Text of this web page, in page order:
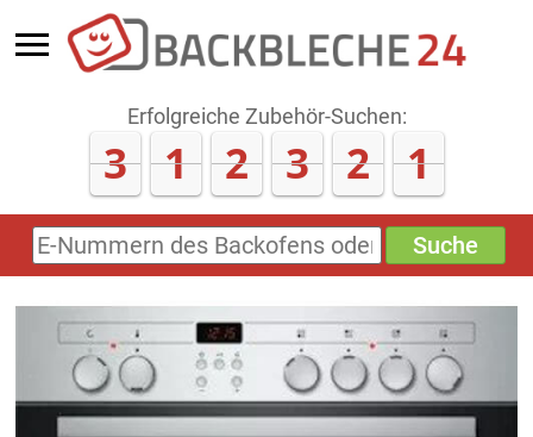
Erfolgreiche Zubehör-Suchen:
3 1 2 3 2 1
E-
Nummern
Zubehörs
Sonderzeichen)
Suche